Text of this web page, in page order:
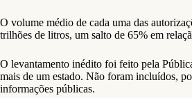
O volume médio de cada uma das
trilhões de litros, um salto de 65% em
O levantamento inédito foi feito pela
mais de um estado. Não foram incluídos,
informações públicas.